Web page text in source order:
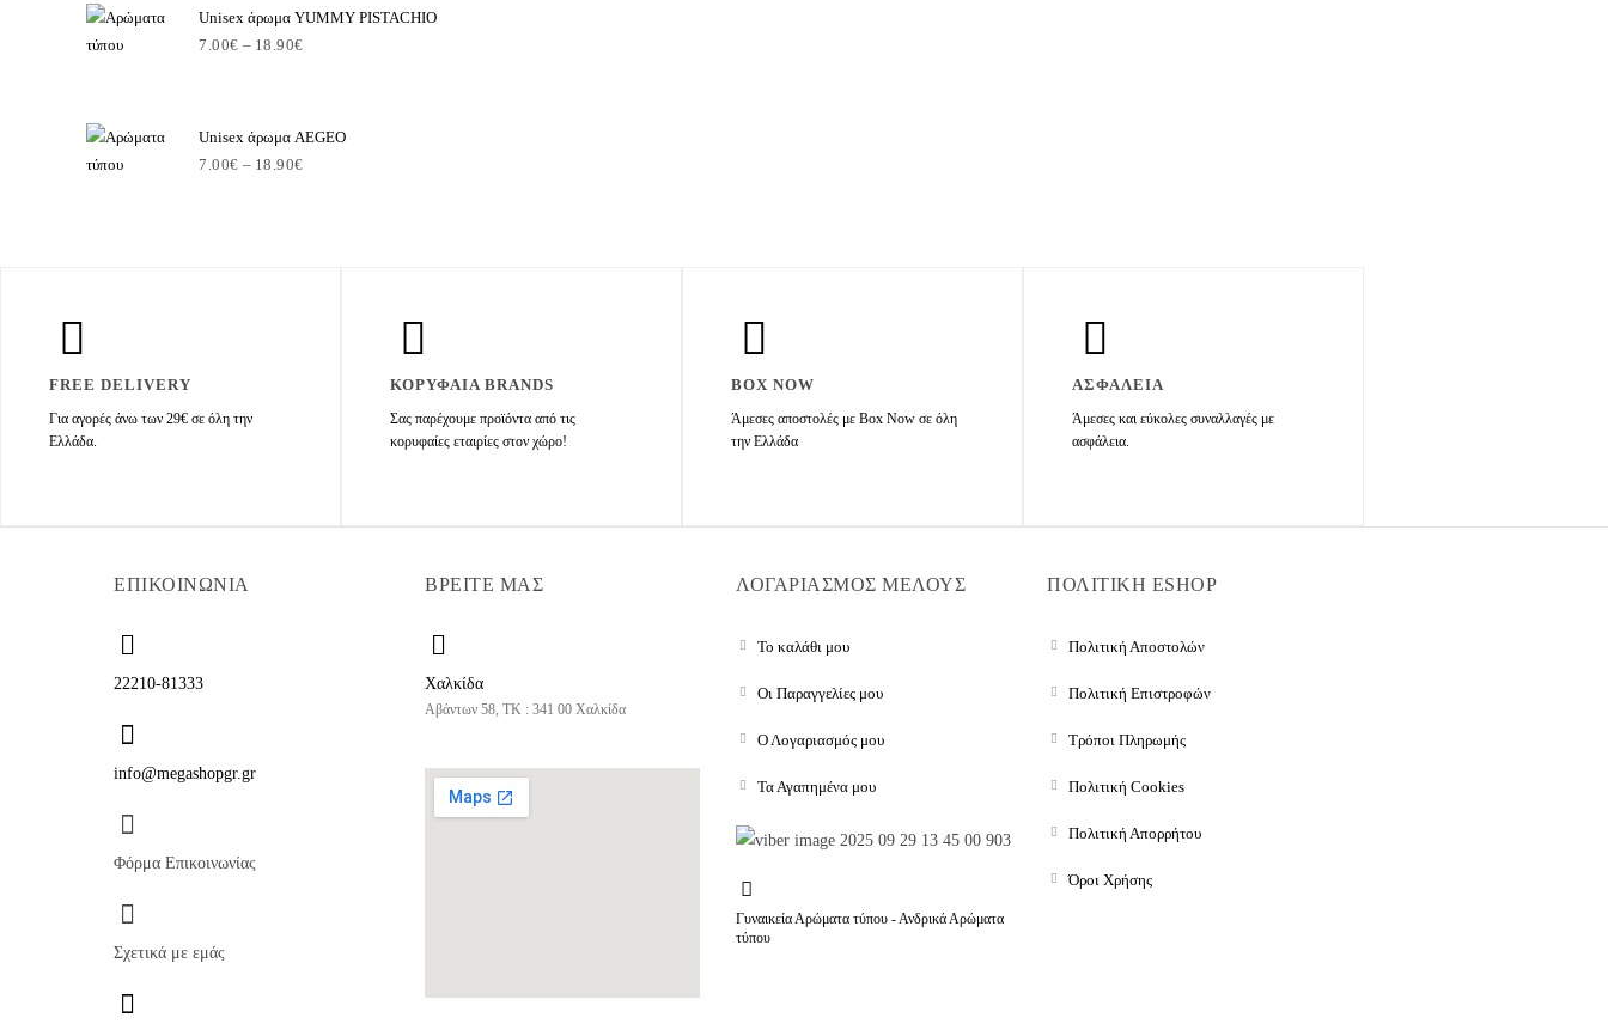
Unisex άρωμα YUMMY PISTACHIO
7.00€ – 18.90€
Unisex άρωμα AEGEO
7.00€ – 18.90€
FREE DELIVERY
Για αγορές άνω των 29€ σε όλη την
Ελλάδα.
ΚΟΡΥΦΑΙΑ BRANDS
Σας παρέχουμε προϊόντα από τις
κορυφαίες εταιρίες στον χώρο!
BOX NOW
Άμεσες αποστολές με Box Now σε όλη
την Ελλάδα
ΑΣΦΑΛΕΙΑ
Άμεσες και εύκολες συναλλαγές με
ασφάλεια.
ΕΠΙΚΟΙΝΩΝΙΑ
22210-81333
info@megashopgr.gr
Φόρμα Επικοινωνίας
Σχετικά με εμάς
ΒΡΕΙΤΕ ΜΑΣ
Χαλκίδα
Αβάντων 58, ΤΚ : 341 00 Χαλκίδα
ΛΟΓΑΡΙΑΣΜΟΣ ΜΕΛΟΥΣ
Το καλάθι μου
Οι Παραγγελίες μου
Ο Λογαριασμός μου
Τα Αγαπημένα μου
Γυναικεία Αρώματα τύπου - Ανδρικά Αρώματα
τύπου
ΠΟΛΙΤΙΚΗ ESHOP
Πολιτική Αποστολών
Πολιτική Επιστροφών
Τρόποι Πληρωμής
Πολιτική Cookies
Πολιτική Απορρήτου
Όροι Χρήσης